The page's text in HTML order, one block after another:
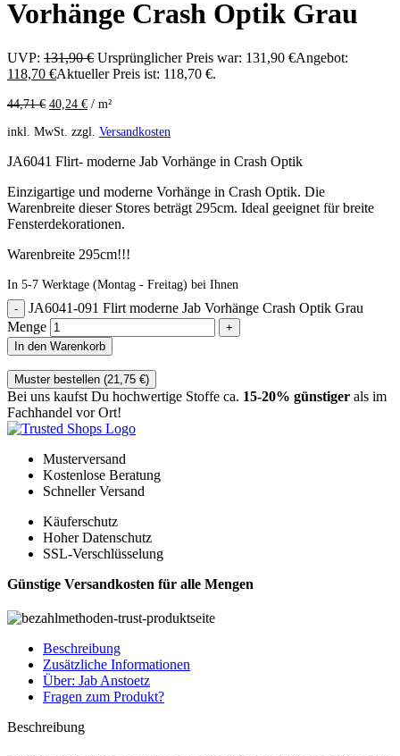
Vorhänge Crash Optik Grau
UVP: 131,90€ Ursprünglicher Preis war: 131,90 €Angebot:
118,70 €Aktueller Preis ist: 118,70 €.
44,71€ 40,24 € / m²
inkl. MwSt. zzgl. Versandkosten
JA6041 Flirt- moderne Jab Vorhänge in Crash Optik
Einzigartige und moderne Vorhänge in Crash Optik. Die
Warenbreite dieser Stores beträgt 295cm. Ideal geeignet für breite
Fensterdekorationen.
Warenbreite 295cm!!!
In 5-7 Werktage (Montag - Freitag) bei Ihnen
JA6041-091 Flirt moderne Jab Vorhänge Crash Optik Grau
Menge
In den Warenkorb
Muster bestellen (21,75 €)
Bei uns kaufst Du hochwertige Stoffe ca. 15-20% günstiger als im
Fachhandel vor Ort!
Musterversand
Kostenlose Beratung
Schneller Versand
Käuferschutz
Hoher Datenschutz
SSL-Verschlüsselung
Günstige Versandkosten für alle Mengen
Beschreibung
Zusätzliche Informationen
Über: Jab Anstoetz
Fragen zum Produkt?
Beschreibung